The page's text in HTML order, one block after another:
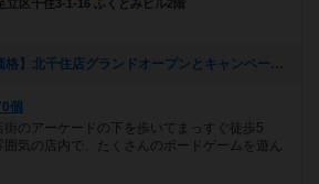
立区千住3-1-16 ふくとみビル2階
[NEW] 【オープン特別価格】北千住店グランドオープンとキャンペーンのご案内（2026年01月09日 14時39分）
個
街のアーケードの下を歩いてまっすぐ徒歩5
気の店内で、たくさんのボードゲームを遊ん